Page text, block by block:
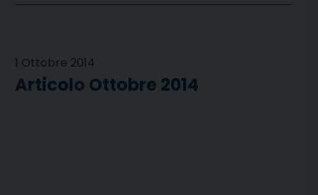
1 Ottobre 2014
Articolo Ottobre 2014